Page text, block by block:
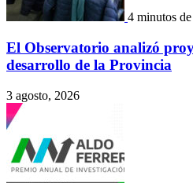
4 minutos
El Observatorio analizó
desarrollo de la Provincia
3 agosto, 2026